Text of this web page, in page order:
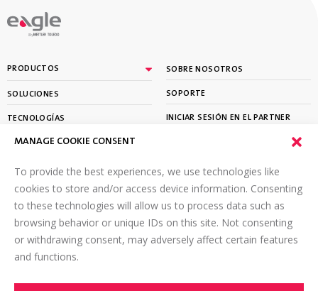
MANAGE COOKIE CONSENT
To provide the best experiences, we use technologies like
cookies to store and/or access device information. Consenting
to these technologies will allow us to process data such as
browsing behavior or unique IDs on this site. Not consenting
or withdrawing consent, may adversely affect certain features
and functions.
By
PRODUCTOS
SOLUCIONES
TECNOLOGÍAS
APRENDER
SOBRE NOSOTROS
SOPORTE
INICIAR SESIÓN EN EL PARTNER
SUSCRÍBETE A NUESTRO BOLETÍN
Envíe un correo electrónico a*